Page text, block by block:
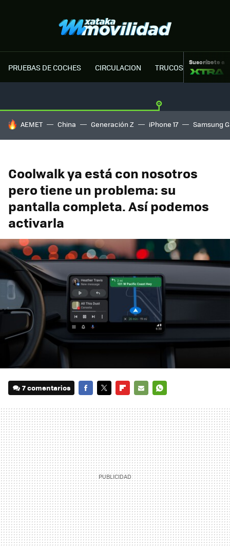
PRUEBAS DE COCHES CIRCULACION TRUCOS MOTOR
Suscríbete a
HOY SE HABLA DE
AEMET China Generación Z iPhone 17 Samsung
Coolwalk ya está con nosotros
pero tiene un problema: su
pantalla completa. Así podemos
activarla
7 comentarios
MAIL